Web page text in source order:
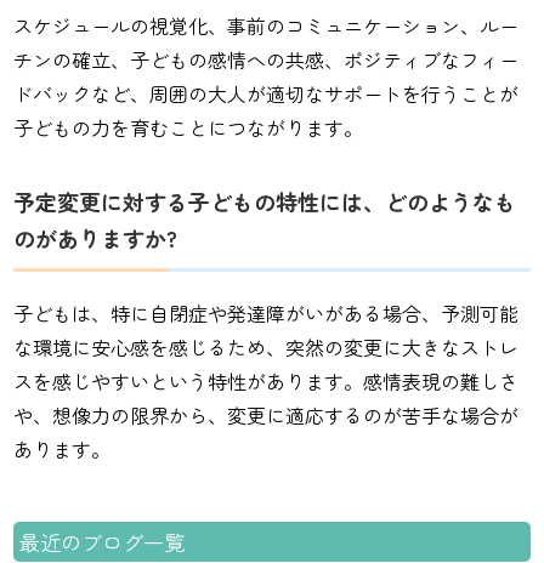
スケジュールの視覚化、事前のコミュニケーション、ルー
チンの確立、子どもの感情への共感、ポジティブなフィー
ドバックなど、周囲の大人が適切なサポートを行うことが
子どもの力を育むことにつながります。
予定変更に対する子どもの特性には、どのようなも
のがありますか?
子どもは、特に自閉症や発達障がいがある場合、予測可能
な環境に安心感を感じるため、突然の変更に大きなストレ
スを感じやすいという特性があります。感情表現の難しさ
や、想像力の限界から、変更に適応するのが苦手な場合が
あります。
最近のブログ一覧